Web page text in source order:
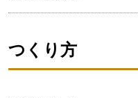
つくり方